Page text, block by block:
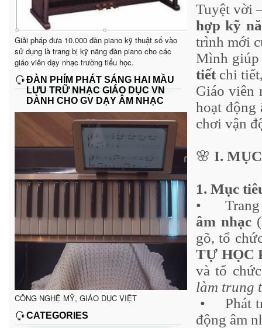
Giải pháp đưa 10.000 đàn piano kỹ thuật số vào
sử dụng là trang bị kỹ năng đàn piano cho các
giáo viên dạy nhạc trường tiểu học.
ĐÀN PHÍM PHÁT SÁNG HAI MẦU
LƯU TRỮ NHẠC GIÁO DỤC VN
DÀNH CHO GV DẠY ÂM NHẠC
CÔNG NGHỆ MỸ, GIÁO DỤC VIỆT
CATEGORIES
Tuyệt vời
hợp kỹ
trình mới
Mình
tiếtchi
Giáo viên
hoạt động
chơi vận
🌸 I.
1. Mục
•
âm nhạc
gõ, tổ
TỰ HỌC
và tổ
làm trung
•
Phát
động âm